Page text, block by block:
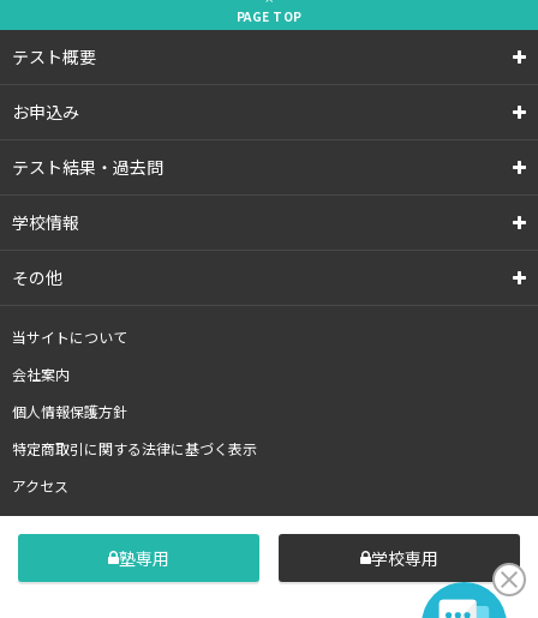
PAGE TOP
テスト概要
お申込み
テスト結果・過去問
学校情報
その他
当サイトについて
会社案内
個人情報保護方針
特定商取引に関する法律に基づく表示
アクセス
塾専用 学校専用